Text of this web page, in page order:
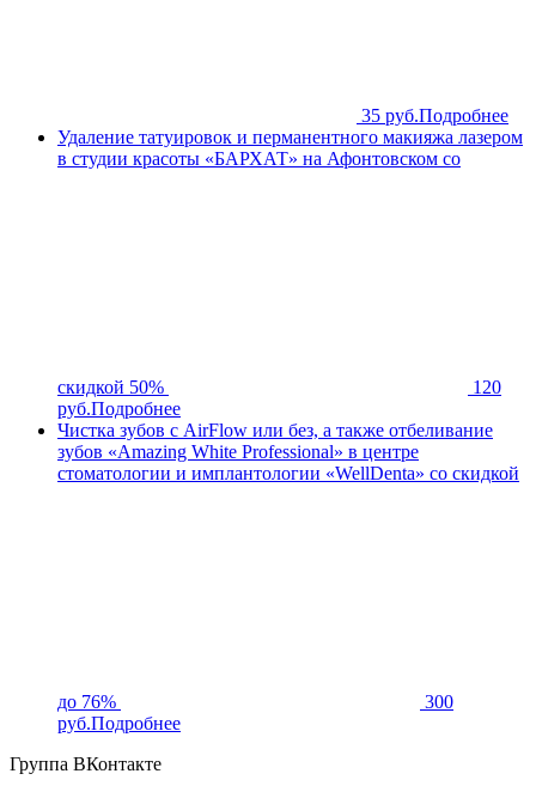
35 руб.Подробнее
Удаление татуировок и перманентного макияжа лазером
в студии красоты «БАРХАТ» на Афонтовском со
скидкой 50%
120
руб.Подробнее
Чистка зубов с AirFlow или без, а также отбеливание
зубов «Amazing White Professional» в центре
стоматологии и имплантологии «WellDenta» со скидкой
до 76%
300
руб.Подробнее
Группа ВКонтакте